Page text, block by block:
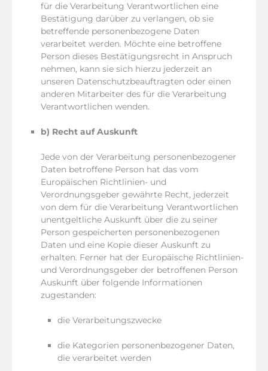
für die Verarbeitung Verantwortlichen eine
Bestätigung darüber zu verlangen, ob sie
betreffende personenbezogene Daten
verarbeitet werden. Möchte eine betroffene
Person dieses Bestätigungsrecht in Anspruch
nehmen, kann sie sich hierzu jederzeit an
unseren Datenschutzbeauftragten oder einen
anderen Mitarbeiter des für die Verarbeitung
Verantwortlichen wenden.
b) Recht auf Auskunft
Jede von der Verarbeitung personenbezogener
Daten betroffene Person hat das vom
Europäischen Richtlinien- und
Verordnungsgeber gewährte Recht, jederzeit
von dem für die Verarbeitung Verantwortlichen
unentgeltliche Auskunft über die zu seiner
Person gespeicherten personenbezogenen
Daten und eine Kopie dieser Auskunft zu
erhalten. Ferner hat der Europäische Richtlinien-
und Verordnungsgeber der betroffenen Person
Auskunft über folgende Informationen
zugestanden:
die Verarbeitungszwecke
die Kategorien personenbezogener Daten,
die verarbeitet werden